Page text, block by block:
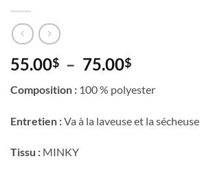
55.00$ – 75.00$Plage
prix :
à
Composition : 100 % polyester
Entretien :Va à la laveuse et la sécheuse
Tissu : MINKY